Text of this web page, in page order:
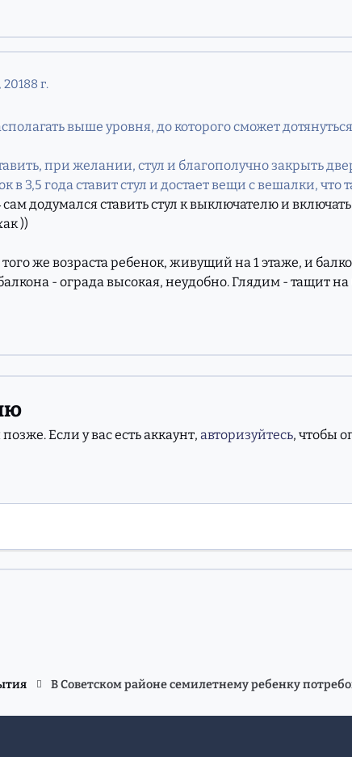
20188 г.
выше уровня, до которого сможет
при желании, стул и благополучно закрыть
в 3,5 года ставит стул и достает вещи с вешалки, что
додумался ставить стул к выключателю и
))
того же возраста ребенок, живущий на 1 этаже, и
- ограда высокая, неудобно. Глядим - тащит на
Если у вас есть аккаунт,авторизуйтесь, чтобы
В Советском районе семилетнему ребенку